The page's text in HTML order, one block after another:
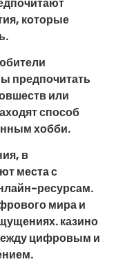
которые
предпочитать
или
способ
хобби.
в
места с
ресурсам.
мира и
казино
цифровым и